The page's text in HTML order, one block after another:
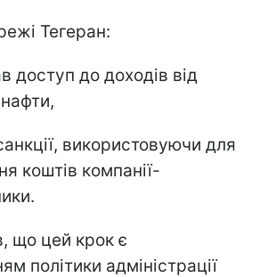
Тегеран:
доступ до доходів від
використовуючи для
коштів компанії-
що цей крок є
політики адміністрації